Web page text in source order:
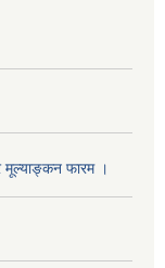
मूल्याङ्कन फारम ।